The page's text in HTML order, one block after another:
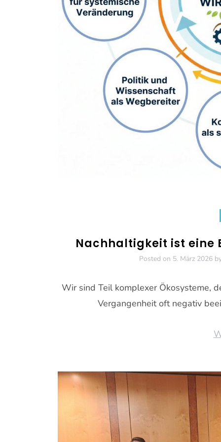
Nachhaltigkeit ist eine
Posted on 5. März 2026
Wir sind Teil komplexer Ökosysteme,
Vergangenheit oft negativ